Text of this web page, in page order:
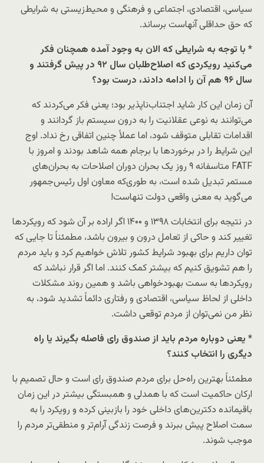
سیاسی، اقتصادی، اجتماعی و فرهنگی و محیط‌زیستی به شرایطی
که حق حداقلی آنهاست برساند.
* با توجه به شرایطی که الان به وجود آمده همچنان فکر
می‌کنید رویکردی که اصلاح‌طلبان سال ۹۲ در پیش گرفتند و
سال ۹۶ هم آن را ادامه دادند، درست بود؟
آن زمان این کار شاید اجتناب‌ناپذیر بود؛ یعنی فکر می‌کردند که
می‌توانند به نوعی عقلانیت را به درون سیستم باز گردانند و
اقدامات تقابلی متوقف شود، اما عملاً چنین اتفاقی رخ نداد. اوج
این شرایط را در برخوردها با برجام همه شاهد بودند و امروز با
FATF متاسفانه ۹ روز یک بحران دوران اصلاحات به بحران‌های
مستمر تبدیل شده است، به طوری‌که معاون اول رئیس‌جمهور
می‌گوید به معنی واقعی دولت تنهاست!
در نتیجه برای انتخابات ۱۳۹۸ و ۱۴۰۰ اگر اراده بر آن شود که رویکردها
تغییر کند و حاکی از تعامل درون و بیرون باشد، مطمئناً تا جایی که
توان داریم برای بهبود شرایط کشور تلاش خواهیم کرد و باید مردم
را هم تشویق کنیم که بیشتر کمک کنند. اما اگر قرار نباشد که
رویکردها به سمت بهبودخواهی باشد و همین روند مشکلات
داخلی از لحاظ سیاسی، اقتصادی و رفتاری دائماً تشدید شود، به
نظر من نمی‌توان از مردم توقعی داشت.
* یعنی دوباره مردم باید از صندوق رای فاصله بگیرند یا راه
دیگری را انتخاب کنند؟
مطمئناً بهترین راه‌حل برای مردم صندوق رای است و حال تصمیم با
ارکان حاکمیت است که با همدلی و همبستگی بیشتر در این زمان
باقیمانده دکترین‌های داخلی خود را بازبینی کرده و رویکرد را به
سمت اصلاح پیش ببرند و فرصت زندگی آرام‌تر و منطقی‌تر مردم را
موجب شوند.